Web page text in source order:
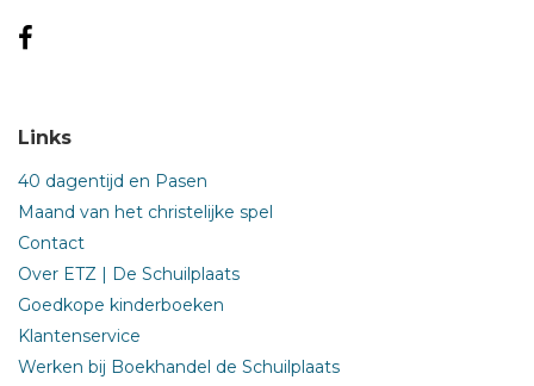
Links
40 dagentijd en Pasen
Maand van het christelijke spel
Contact
Over ETZ | De Schuilplaats
Goedkope kinderboeken
Klantenservice
Werken bij Boekhandel de Schuilplaats